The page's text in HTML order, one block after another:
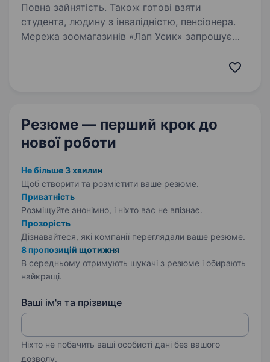
Повна зайнятість. Також готові взяти
студента, людину з інвалідністю, пенсіонера.
Мережа зоомагазинів «Лап Усик» запрошує
консультанта. Наш магазин розташован по пр-
Резюме — перший крок до
нової роботи
Не більше 3 хвилин
Щоб створити та розмістити ваше резюме.
Приватність
Розміщуйте анонімно, і ніхто вас не впізнає.
Прозорість
Дізнавайтеся, які компанії переглядали ваше резюме.
8 пропозицій щотижня
В середньому отримують шукачі з резюме і обирають
найкращі.
Ваші ім'я та прізвище
Ніхто не побачить ваші особисті дані без вашого
дозволу.